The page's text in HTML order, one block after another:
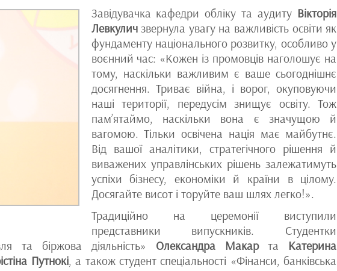
Завідувачка кафедри обліку та аудиту Вікторія
Левкуличзвернула увагу на важливість освіти як
фундаменту національного розвитку, особливо у
воєнний час: «Кожен із промовців наголошує на
тому, наскільки важливим є ваше сьогоднішнє
досягнення. Триває війна, і ворог, окуповуючи
наші території, передусім знищує освіту. Тож
пам’ятаймо, наскільки вона є значущою й
вагомою. Тільки освічена нація має майбутнє.
Від вашої аналітики, стратегічного рішення й
виважених управлінських рішень залежатимуть
успіхи бізнесу, економіки й країни в цілому.
Досягайте висот і торуйте ваш шлях легко!».
Традиційно на церемонії виступили
представники випускників. Студентки
та біржова діяльність» Олександра Макарта Катерина
Путнокі, а також студент спеціальності «Фінанси, банківська